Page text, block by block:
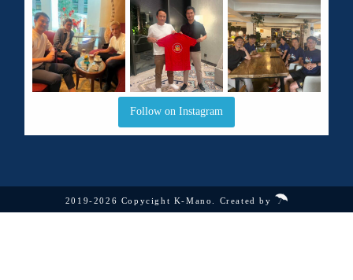
Follow on Instagram
2019-2026 Copycight K-Mano. Created by